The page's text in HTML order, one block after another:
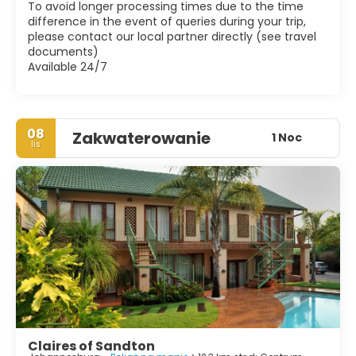
pod powierzchnię, a znajdziesz wystarczająco dużo, aby
szczęśliwie zająć kilka dni i zapewnić doskonały kontekst,
który pomoże ci zrozumieć burzliwą historię, która uczyniła
RPA tym, czym jest dzisiaj.
To avoid longer processing times due to the time
difference in the event of queries during your trip,
please contact our local partner directly (see travel
documents)
Available 24/7
08
lis Zakwaterowanie 1 Noc
Claires of Sandton